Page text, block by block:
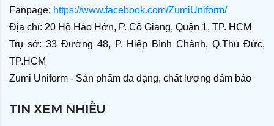
TIN XEM NHIỀU
Fanpage: https://www.facebook.com/ZumiUniform/
Địa chỉ: 20 Hồ Hảo Hớn, P. Cô Giang, Quận 1, TP. HCM
Trụ sở: 33 Đường 48, P. Hiệp Bình Chánh, Q.Thủ Đức,
TP.HCM
Zumi Uniform - Sản phẩm đa dạng, chất lượng đảm bảo